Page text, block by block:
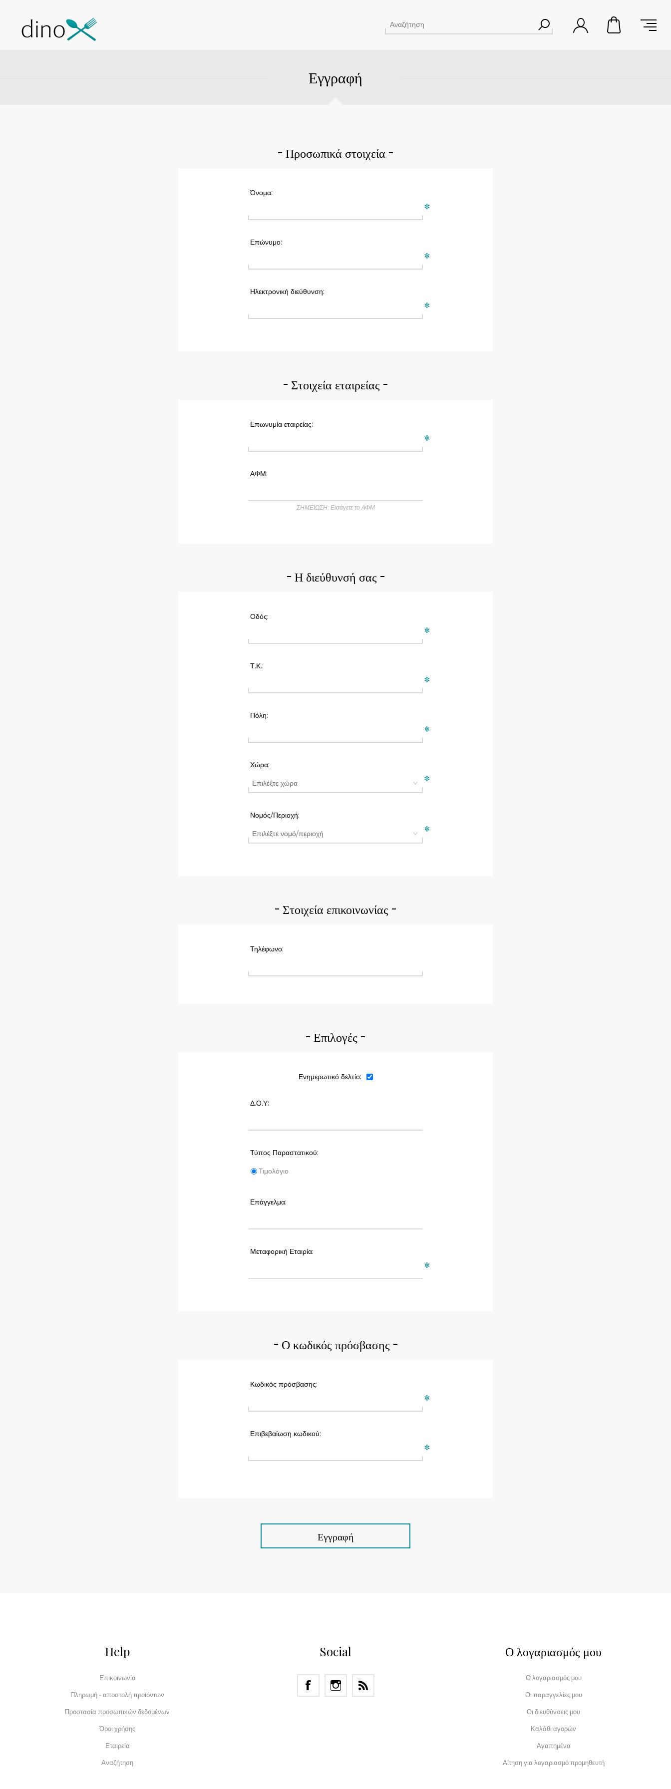
Εγγραφή
Προσωπικά στοιχεία
Όνομα:
*
Επώνυμο:
*
Ηλεκτρονική διεύθυνση:
*
Στοιχεία εταιρείας
Επωνυμία εταιρείας:
*
ΑΦΜ:
ΣΗΜΕΙΩΣΗ: Εισάγετε το ΑΦΜ
Η διεύθυνσή σας
Οδός:
*
Τ.Κ.:
*
Πόλη:
*
Χώρα:
*
Νομός/Περιοχή:
*
Στοιχεία επικοινωνίας
Τηλέφωνο:
Επιλογές
Ενημερωτικό δελτίο:
Δ.Ο.Υ:
Τύπος Παραστατικού:
Τιμολόγιο
Επάγγελμα:
Μεταφορική Εταιρία:
*
Ο κωδικός πρόσβασης
Κωδικός πρόσβασης:
*
Επιβεβαίωση κωδικού:
*
Εγγραφή
Help
Επικοινωνία
Πληρωμή - αποστολή προϊόντων
Προστασία προσωπικών δεδομένων
Όροι χρήσης
Εταιρεία
Αναζήτηση
Social Ο λογαριασμός μου
Ο λογαριασμός μου
Οι παραγγελίες μου
Οι διευθύνσεις μου
Καλάθι αγορών
Αγαπημένα
Αίτηση για λογαριασμό προμηθευτή